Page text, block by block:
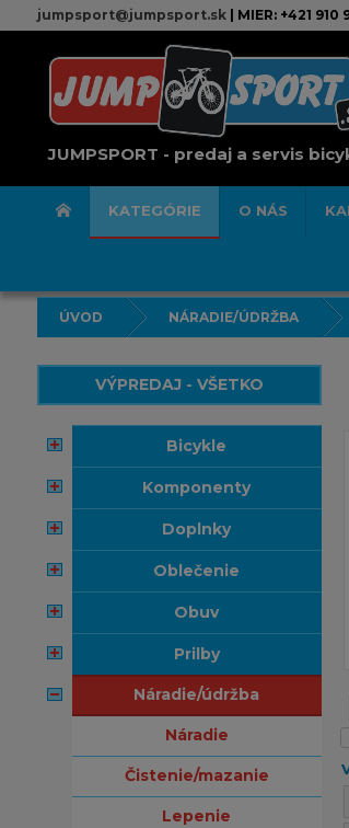
jumpsport@jumpsport.sk| MIER: +421 910
JUMPSPORT - predaj a servis
KATEGÓRIE O NÁS
ÚVOD NÁRADIE/ÚDRŽBA
VÝPREDAJ - VŠETKO
bicykle
komponenty
doplnky
oblečenie
obuv
prilby
náradie/údržba
náradie
čistenie/mazanie
lepenie